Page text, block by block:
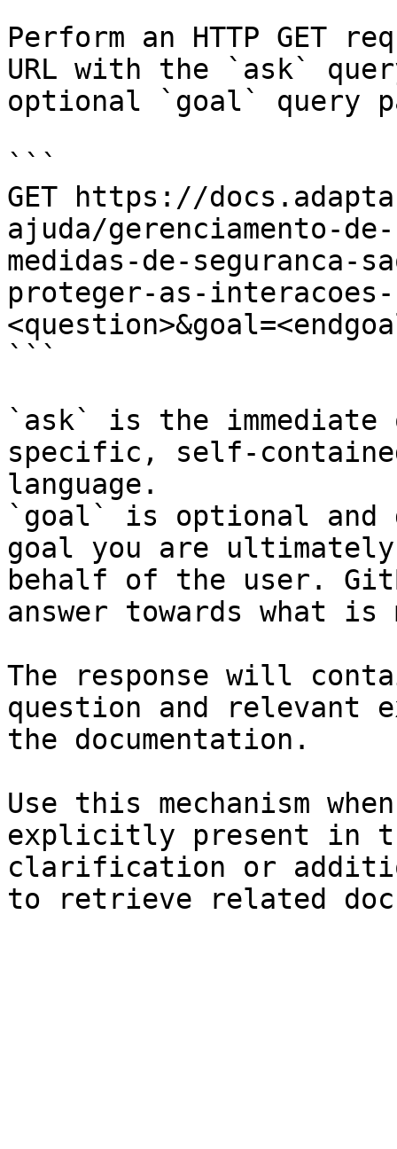
Perform an HTTP GET
URL with the `ask`
optional `goal` query
```
GET https://
ajuda/gerenciamento-
medidas-de-seguranca-
proteger-as-interacoes-
```
`ask` is the
specific, self-
language.
`goal` is optional and
goal you are
behalf of the user.
answer towards what
The response will
question and relevant
the documentation.
Use this mechanism
explicitly present in
clarification or